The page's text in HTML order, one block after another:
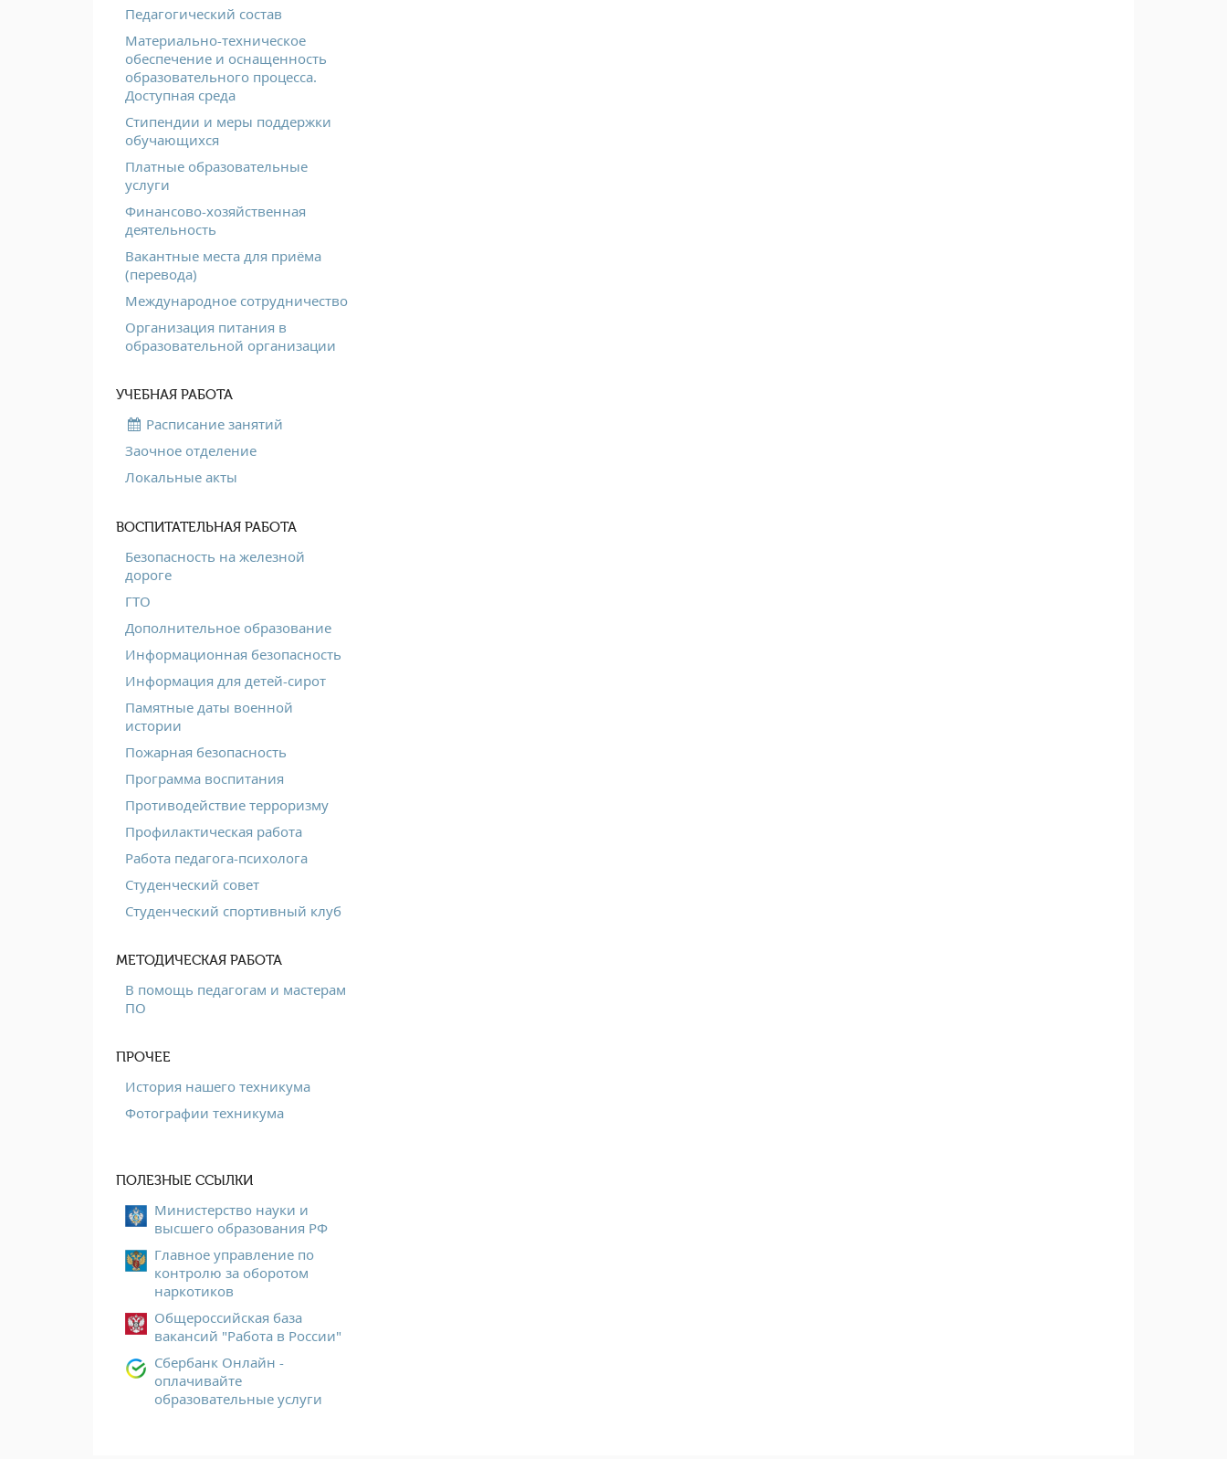
Педагогический состав
Материально-техническое
обеспечение и оснащенность
образовательного процесса.
Доступная среда
Стипендии и меры поддержки
обучающихся
Платные образовательные
услуги
Финансово-хозяйственная
деятельность
Вакантные места для приёма
(перевода)
Международное сотрудничество
Организация питания в
образовательной организации
УЧЕБНАЯ РАБОТА
Расписание занятий
Заочное отделение
Локальные акты
ВОСПИТАТЕЛЬНАЯ РАБОТА
Безопасность на железной
дороге
ГТО
Дополнительное образование
Информационная безопасность
Информация для детей-сирот
Памятные даты военной
истории
Пожарная безопасность
Программа воспитания
Противодействие терроризму
Профилактическая работа
Работа педагога-психолога
Студенческий совет
Студенческий спортивный клуб
МЕТОДИЧЕСКАЯ РАБОТА
В помощь педагогам и мастерам
ПО
ПРОЧЕЕ
История нашего техникума
Фотографии техникума
ПОЛЕЗНЫЕ ССЫЛКИ
Министерство науки и
высшего образования РФ
Главное управление по
контролю за оборотом
наркотиков
Общероссийская база
вакансий "Работа в России"
Сбербанк Онлайн -
оплачивайте
образовательные услуги